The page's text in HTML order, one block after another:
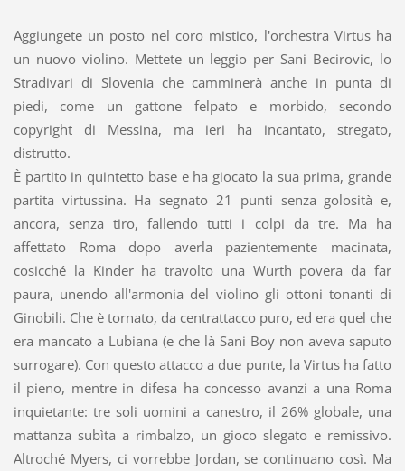
Aggiungete un posto nel coro mistico, l'orchestra Virtus ha
un nuovo violino. Mettete un leggio per Sani Becirovic, lo
Stradivari di Slovenia che camminerà anche in punta di
piedi, come un gattone felpato e morbido, secondo
copyright di Messina, ma ieri ha incantato, stregato,
distrutto.
È partito in quintetto base e ha giocato la sua prima, grande
partita virtussina. Ha segnato 21 punti senza golosità e,
ancora, senza tiro, fallendo tutti i colpi da tre. Ma ha
affettato Roma dopo averla pazientemente macinata,
cosicché la Kinder ha travolto una Wurth povera da far
paura, unendo all'armonia del violino gli ottoni tonanti di
Ginobili. Che è tornato, da centrattacco puro, ed era quel che
era mancato a Lubiana (e che là Sani Boy non aveva saputo
surrogare). Con questo attacco a due punte, la Virtus ha fatto
il pieno, mentre in difesa ha concesso avanzi a una Roma
inquietante: tre soli uomini a canestro, il 26% globale, una
mattanza subìta a rimbalzo, un gioco slegato e remissivo.
Altroché Myers, ci vorrebbe Jordan, se continuano così. Ma